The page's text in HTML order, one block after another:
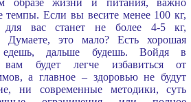
темпы. Если вы весите менее 100 кг,
для вас станет не более 4-5 кг,
это мало? Есть хорошая
дальше будешь. Войдя в
будет легче избавиться от
а главное – здоровью не будут
ни современные методики, суть